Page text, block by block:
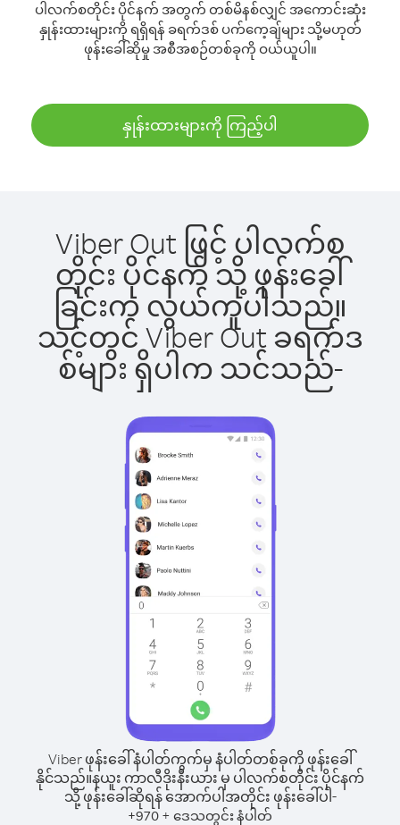
ပါလက်စတိုင်း ပိုင်နက် အတွက် တစ်မိနစ်လျှင် အကောင်းဆုံး
နှုန်းထားများကို ရရှိရန် ခရက်ဒစ် ပက်ကေ့ချ်များ သို့မဟုတ်
ဖုန်းခေါ်ဆိုမှု အစီအစဉ်တစ်ခုကို ဝယ်ယူပါ။
နှုန်းထားများကို ကြည့်ပါ
Viber Out ဖြင့် ပါလက်စ
တိုင်း ပိုင်နက် သို့ ဖုန်းခေါ်
ခြင်းက လွယ်ကူပါသည်။
သင့်တွင် Viber Out ခရက်ဒ
စ်များ ရှိပါက သင်သည်-
Viber ဖုန်းခေါ်နံပါတ်ကွက်မှ နံပါတ်တစ်ခုကို ဖုန်းခေါ်
နိုင်သည်။နယူး ကာလီဒိုးနီးယား မှ ပါလက်စတိုင်း ပိုင်နက်
သို့ ဖုန်းခေါ်ဆိုရန် အောက်ပါအတိုင်း ဖုန်းခေါ်ပါ-
+970 + ဒေသတွင်း နံပါတ်